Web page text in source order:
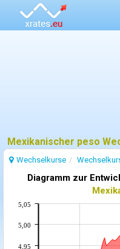
Mexikanischer peso
Wechselkurse
Diagramm zur
4,95
5,00
5,05